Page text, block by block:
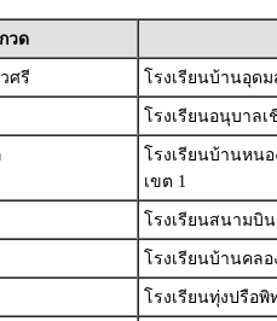
วด
ศรี
โรงเรียนบ้านอุด
โรงเรียนอนุบาลเ
โรงเรียนบ้านหน
เขต 1
โรงเรียนสนามบิ
โรงเรียนบ้านคล
โรงเรียนทุ่งปรือ